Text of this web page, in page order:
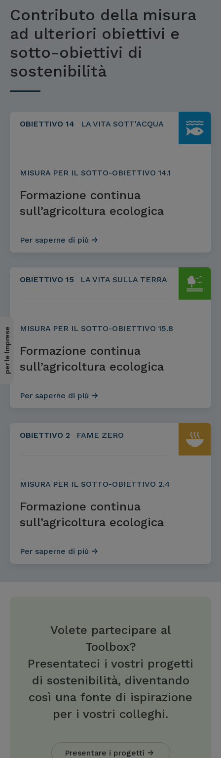
Contributo della misura
ad ulteriori obiettivi e
sotto-obiettivi di
sostenibilità
OBIETTIVO 14 LA VITA SOTT'ACQUA
MISURA PER IL SOTTO-OBIETTIVO 14.1
Formazione continua
sull’agricoltura ecologica
Per saperne di più
OBIETTIVO 15 LA VITA SULLA TERRA
MISURA PER IL SOTTO-OBIETTIVO 15.8
Formazione continua
sull’agricoltura ecologica
Per saperne di più
OBIETTIVO 2 FAME ZERO
MISURA PER IL SOTTO-OBIETTIVO 2.4
Formazione continua
sull’agricoltura ecologica
Per saperne di più
Volete partecipare al
Toolbox?
Presentateci i vostri progetti
di sostenibilità, diventando
così una fonte di ispirazione
per i vostri colleghi.
Presentare i progetti
per le Imprese